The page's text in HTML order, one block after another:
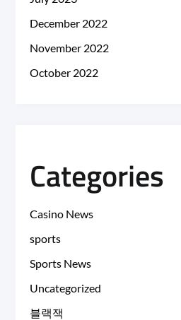
December 2022
November 2022
October 2022
Categories
Casino News
sports
Sports News
Uncategorized
블랙잭